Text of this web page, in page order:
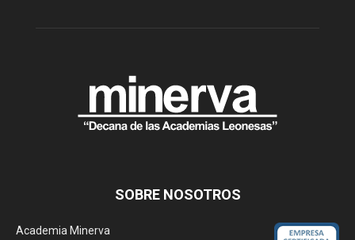
SOBRE NOSOTROS
Academia Minerva